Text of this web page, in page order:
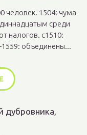
человек. 1504: чума
среди
налогов. c1510:
объединены...
дубровника,